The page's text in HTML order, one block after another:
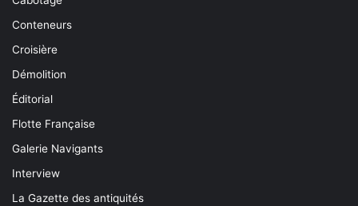
Conteneurs
Croisière
Démolition
Éditorial
Flotte Française
Galerie Navigants
Interview
La Gazette des antiquités